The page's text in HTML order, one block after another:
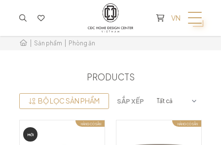
KHÔNG CÓ SẢN PHẨM TRONG GIỎ HÀNG
VN
Sản phẩm Phòng ăn
PRODUCTS
BỘ LỌC SẢN PHẨM SẮP XẾP
MỚI
HÀNG CÓ SẴN HÀNG CÓ SẴN